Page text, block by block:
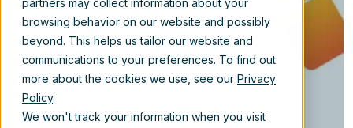
partners may collect information about your
browsing behavior on our website and possibly
beyond. This helps us tailor our website and
communications to your preferences. To find out
more about the cookies we use, see our Privacy
Policy.
We won't track your information when you visit
Volgende stap
naar digitale
transformatie